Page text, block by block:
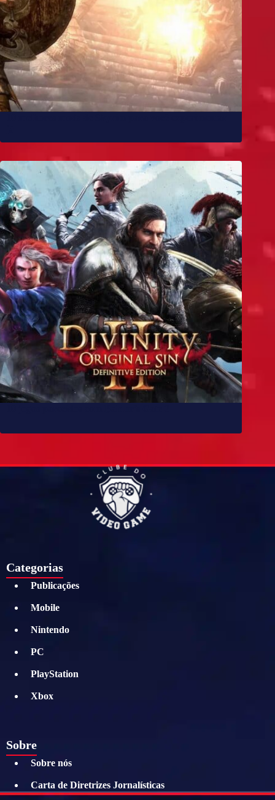
Categorias
Publicações
Mobile
Nintendo
PC
PlayStation
Xbox
Sobre
Sobre nós
Carta de Diretrizes Jornalísticas